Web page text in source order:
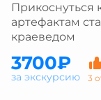
Прикоснуться
артефактам
краеведом
3700₽
3
за экскурсию